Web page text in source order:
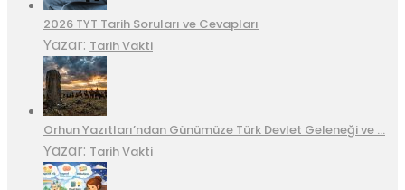
2026 TYT Tarih Soruları ve Cevapları
Yazar: Tarih Vakti
Orhun Yazıtları’ndan Günümüze Türk Devlet Geleneği ve …
Yazar: Tarih Vakti